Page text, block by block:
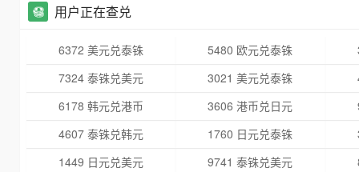
用户正在查兑
6372 美元兑泰铢 5480 欧元兑泰铢
7324 泰铢兑美元
3021 美元兑泰铢
6178 韩元兑港币
3606 港币兑日元
4607 泰铢兑韩元
1760 日元兑泰铢
1449 日元兑美元
9741 泰铢兑美元